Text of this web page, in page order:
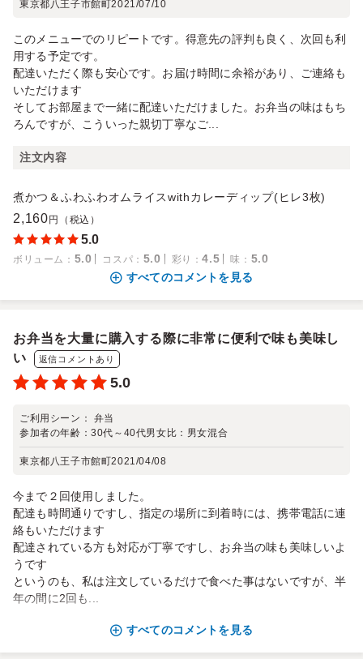
東京都八王子市館町2021/07/10
このメニューでのリピートです。得意先の評判も良く、次回も利
用する予定です。
配達いただく際も安心です。お届け時間に余裕があり、ご連絡も
いただけます
そしてお部屋まで一緒に配達いただけました。お弁当の味はもち
ろんですが、こういった親切丁寧なご...
注文内容
煮かつ＆ふわふわオムライスwithカレーディップ(ヒレ3枚)
2,160 円（税込）
5.0
ボリューム ： 5.0 コスパ ： 5.0 彩り ：4.5 味 ： 5.0
すべてのコメントを見る
お弁当を大量に購入する際に非常に便利で味も美味し
い
返信コメントあり
5.0
ご利用シーン： 弁当
参加者の年齢：30代～40代男女比： 男女混合
東京都八王子市館町2021/04/08
今まで２回使用しました。
配達も時間通りですし、指定の場所に到着時には、携帯電話に連
絡もいただけます
配達されている方も対応が丁寧ですし、お弁当の味も美味しいよ
うです
というのも、私は注文しているだけで食べた事はないですが、半
年の間に2回も...
すべてのコメントを見る